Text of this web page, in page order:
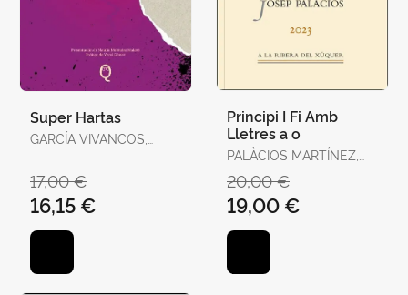
Super Hartas
GARCÍA VIVANCOS,
17,00 €
16,15 €
Principi I Fi Amb
Lletres a o
PALÀCIOS MARTÍNEZ,
20,00 €
19,00 €